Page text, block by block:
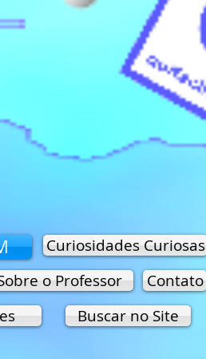
Curiosidades Curiosas
o Professor
Contato
Buscar no Site